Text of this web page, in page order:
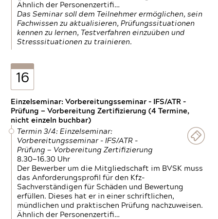
Ähnlich der Personenzertifi…
Das Seminar soll dem Teilnehmer ermöglichen, sein
Fachwissen zu aktualisieren, Prüfungssituationen
kennen zu lernen, Testverfahren einzuüben und
Stresssituationen zu trainieren.
16
Einzelseminar: Vorbereitungsseminar - IFS/ATR -
Prüfung — Vorbereitung Zertifizierung (4 Termine,
nicht einzeln buchbar)
Termin 3/4: Einzelseminar:
Vorbereitungsseminar - IFS/ATR -
Prüfung — Vorbereitung Zertifizierung
8.30—16.30 Uhr
Der Bewerber um die Mitgliedschaft im BVSK muss
das Anforderungsprofil für den Kfz-
Sachverständigen für Schäden und Bewertung
erfüllen. Dieses hat er in einer schriftlichen,
mündlichen und praktischen Prüfung nachzuweisen.
Ähnlich der Personenzertifi…